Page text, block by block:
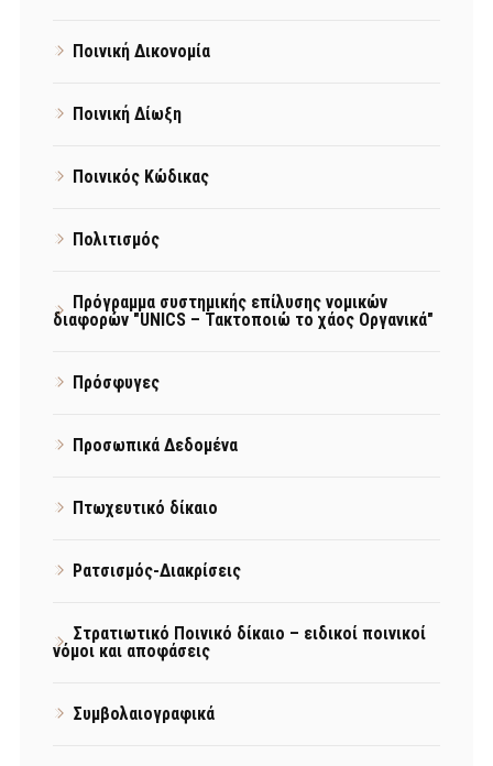
Ποινική Δικονομία
Ποινική Δίωξη
Ποινικός Κώδικας
Πολιτισμός
Πρόγραμμα συστημικής επίλυσης νομικών
διαφορών "UNICS – Τακτοποιώ το χάος Οργανικά"
Πρόσφυγες
Προσωπικά Δεδομένα
Πτωχευτικό δίκαιο
Ρατσισμός-Διακρίσεις
Στρατιωτικό Ποινικό δίκαιο – ειδικοί ποινικοί
νόμοι και αποφάσεις
Συμβολαιογραφικά